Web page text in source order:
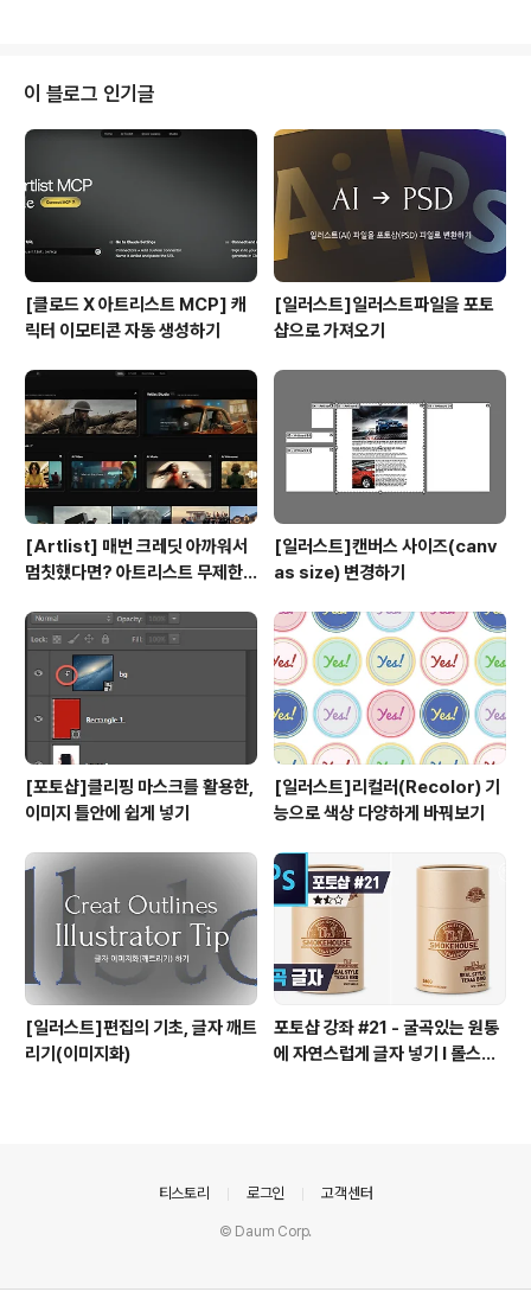
우연하게 본 카메라 아이콘을 보고 조금 변형 하여 만들어
보았다. 우선은 기본적으로 파스텔톤의 색상을 이용하고,
많은 쉐이프를 사용하기 보다는 최대한 적은 쉐이프들로
구성하여 만들었다. 무엇보다 가장 중요한건 단순하지만
무엇인지 확실히 알 수 있는 것이 아닐까 싶다. 그리고 플랫
디자인이지만 가운데에 질..
이 블로그 인기글
[클로드 X 아트리스트 MCP] 캐
릭터 이모티콘 자동 생성하기
[일러스트]일러스트파일을 포토
샵으로 가져오기
[Artlist] 매번 크레딧 아까워서
멈칫했다면? 아트리스트 무제한
[일러스트]캔버스 사이즈(canv
as size) 변경하기
[포토샵]클리핑 마스크를 활용한,
이미지 틀안에 쉽게 넣기
[일러스트]리컬러(Recolor) 기
능으로 색상 다양하게 바꿔보기
[일러스트]편집의 기초, 글자 깨트
리기(이미지화)
포토샵 강좌 #21 - 굴곡있는 원통
에 자연스럽게 글자 넣기 I 롤스토
티스토리 로그인 고객센터
© Daum Corp.